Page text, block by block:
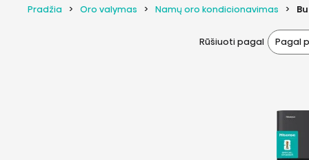
Pradžia Oro valymas Namų oro kondicionavimas
Rūšiuoti pagal Pagal